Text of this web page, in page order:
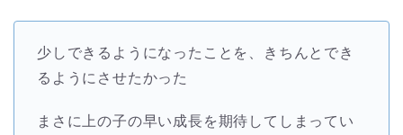
少しできるようになったことを、きちんとでき
るようにさせたかった
まさに上の子の早い成長を期待してしまってい